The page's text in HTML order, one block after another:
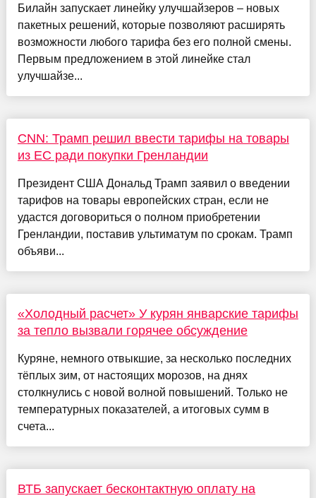
Билайн запускает линейку улучшайзеров – новых
пакетных решений, которые позволяют расширять
возможности любого тарифа без его полной смены.
Первым предложением в этой линейке стал
улучшайзе...
CNN: Трамп решил ввести тарифы на товары
из ЕС ради покупки Гренландии
Президент США Дональд Трамп заявил о введении
тарифов на товары европейских стран, если не
удастся договориться о полном приобретении
Гренландии, поставив ультиматум по срокам. Трамп
объяви...
«Холодный расчет» У курян январские тарифы
за тепло вызвали горячее обсуждение
Куряне, немного отвыкшие, за несколько последних
тёплых зим, от настоящих морозов, на днях
столкнулись с новой волной повышений. Только не
температурных показателей, а итоговых сумм в
счета...
ВТБ запускает бесконтактную оплату на